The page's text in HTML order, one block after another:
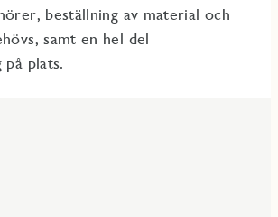
beställning av material och
samt en hel del
på plats.